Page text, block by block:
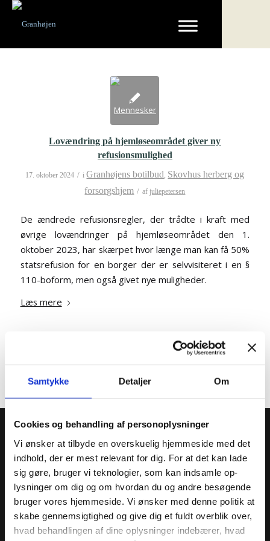
Samtykke Detaljer Om
Cookies og behandling af personoplysninger
Vi ønsker at tilbyde en overskuelig hjemmeside med det
indhold, der er mest relevant for dig. For at det kan lade
sig gøre, bruger vi teknologier, som kan indsamle op-
lysninger om dig og om hvordan du og andre besøgende
bruger vores hjemmeside. Vi ønsker med denne politik at
skabe gennemsigtighed og give dig et fuldt overblik over,
hvad behandlingen af dine oplysninger indebærer, hvad
Lovændring på hjemløseområdet giver ny
refusionsmulighed
17. oktober 2024 / iGranhøjens botilbud, Skovhus herberg og
forsorgshjem / af juliepetersen
De ændrede refusionsregler, der trådte i kraft med
øvrige lovændringer på hjemløseområdet den 1.
oktober 2023, har skærpet hvor længe man kan få 50%
statsrefusion for en borger der er selvvisiteret i en §
110-boform, men også givet nye muligheder.
Læs mere
Kontakt
Granhøjen - specialpsykiatrisk behandling
Telefon: +45 5993 2301
E-mail:kontakt@grh.dk
Takster og visitation